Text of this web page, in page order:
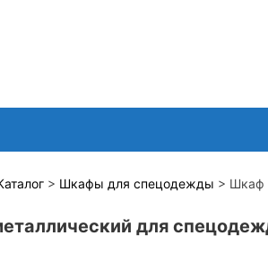
> Шкафы для спецодежды > Шкаф
для